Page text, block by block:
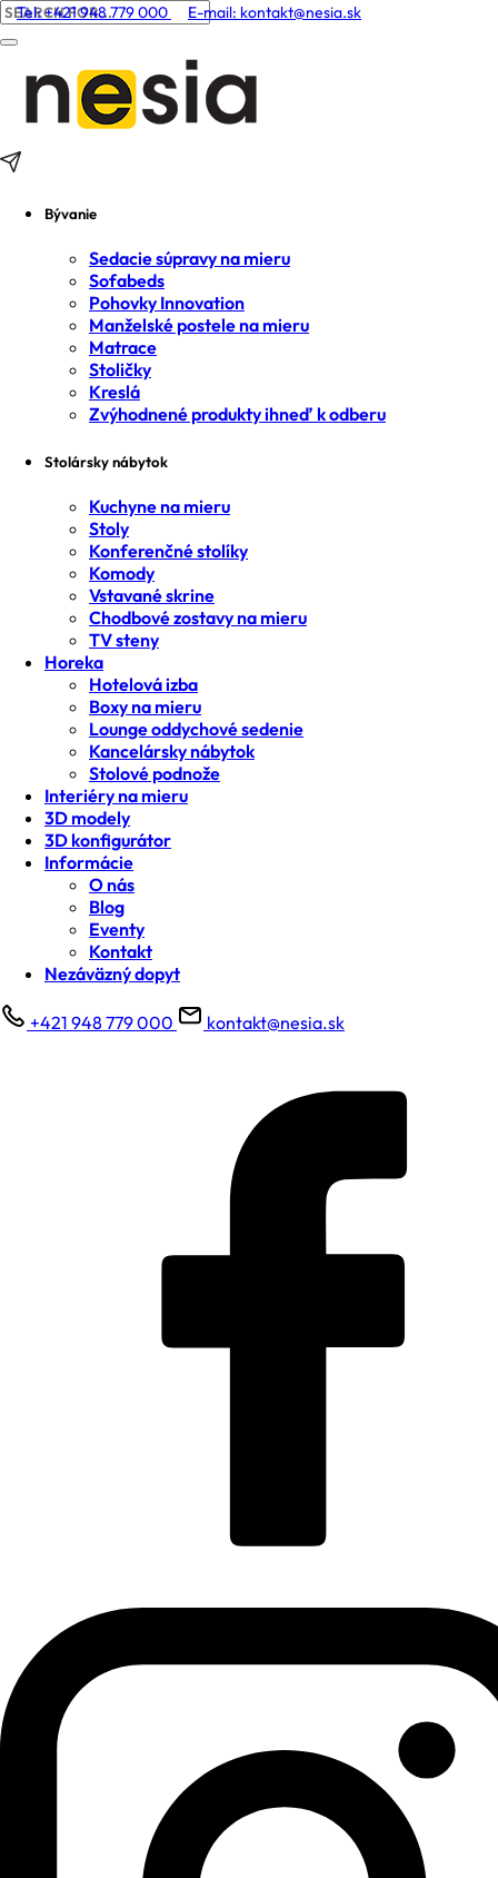
Tel: +421 948 779 000 E-mail: kontakt@nesia.sk
Bývanie
Sedacie súpravy na mieru
Sofabeds
Pohovky Innovation
Manželské postele na mieru
Matrace
Stoličky
Kreslá
Zvýhodnené produkty ihneď k odberu
Stolársky nábytok
Kuchyne na mieru
Stoly
Konferenčné stolíky
Komody
Vstavané skrine
Chodbové zostavy na mieru
TV steny
Horeka
Hotelová izba
Boxy na mieru
Lounge oddychové sedenie
Kancelársky nábytok
Stolové podnože
Interiéry na mieru
3D modely
3D konfigurátor
Informácie
O nás
Blog
Eventy
Kontakt
Nezáväzný dopyt
+421 948 779 000 kontakt@nesia.sk